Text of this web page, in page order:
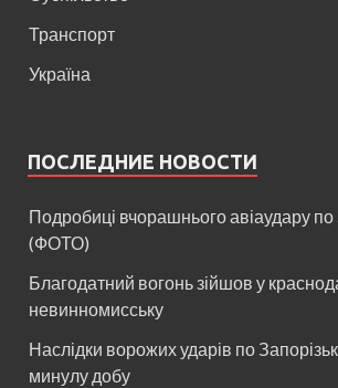
Транспорт
Україна
ПОСЛЕДНИЕ НОВОСТИ
Подробиці вчорашнього авіаудару
(ФОТО)
Благодатний вогонь зійшов у
невинномисську
Наслідки ворожих ударів по
минулу добу